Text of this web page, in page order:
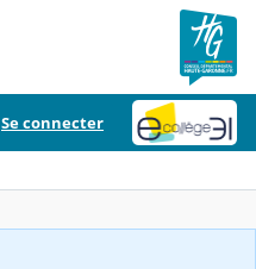
Se connecter